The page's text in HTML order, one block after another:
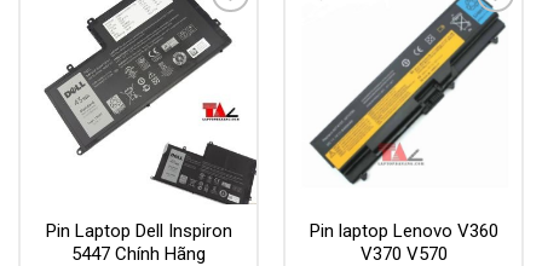
Add to
Wishlist
Pin Laptop Dell Inspiron
5447 Chính Hãng
Add to
Wishlist
Pin laptop Lenovo V360
V370 V570